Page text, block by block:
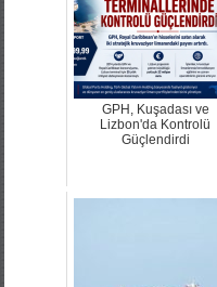
GPH, Kuşadası ve
Lizbon'da Kontrolü
Güçlendirdi